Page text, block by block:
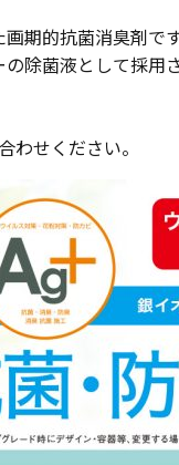
期的抗菌消臭剤で
除菌液として採用
わせください。